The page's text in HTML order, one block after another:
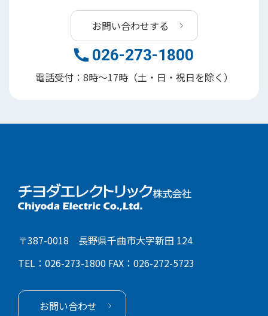
お問い合わせする
026-273-1800
電話受付：8時～17時（土・日・祝日を除く）
〒387-0018 長野県千曲市大字新田 124
TEL：026-273-1800 FAX：026-272-5723
お問い合わせ